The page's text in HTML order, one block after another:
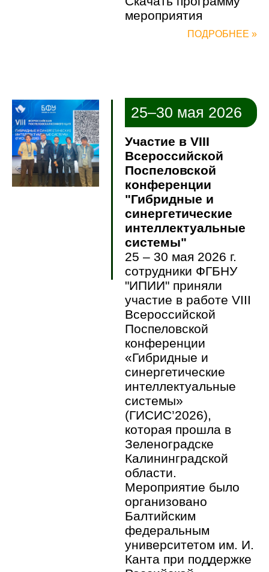
мероприятия
ПОДРОБНЕЕ »
25–30 мая 2026
Участие в VIII
Всероссийской
Поспеловской
конференции
"Гибридные и
синергетические
интеллектуальные
системы"
25 – 30 мая 2026 г.
сотрудники ФГБНУ
"ИПИИ" приняли
участие в работе VIII
Всероссийской
Поспеловской
конференции
«Гибридные и
синергетические
интеллектуальные
системы»
(ГИСИС’2026),
которая прошла в
Зеленоградске
Калининградской
области.
Мероприятие было
организовано
Балтийским
федеральным
университетом им. И.
Канта при поддержке